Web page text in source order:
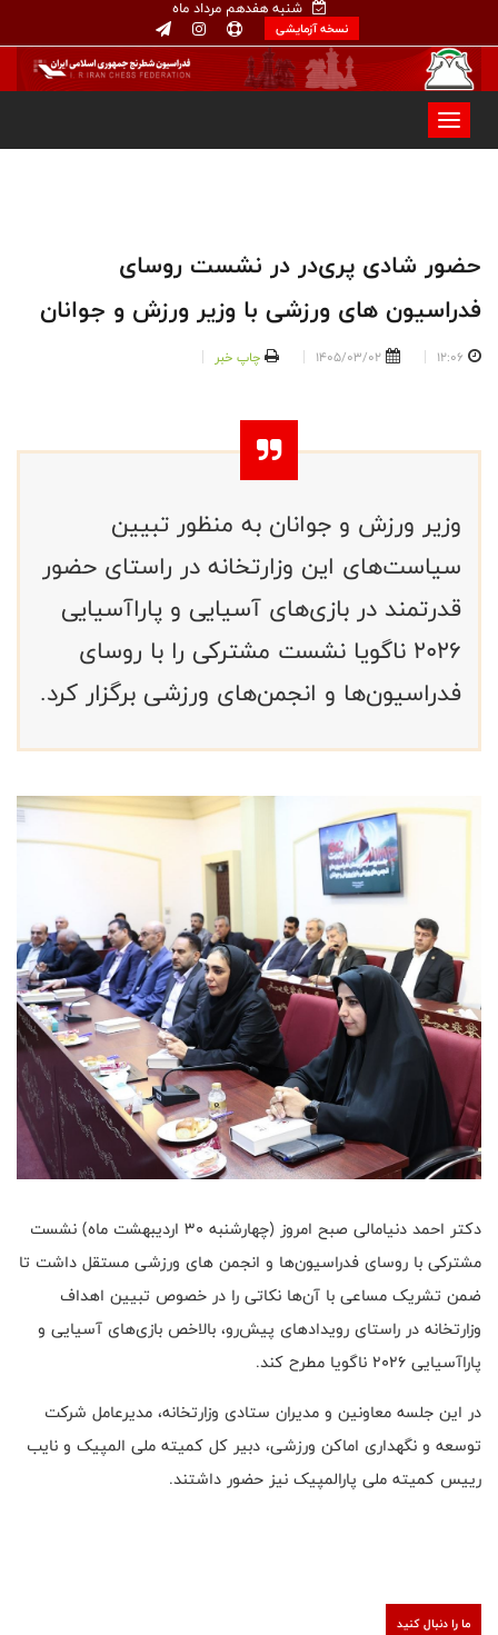
شنبه هفدهم مرداد ماه
نسخه آزمایشی
حضور شادی پری‌‌در در نشست روسای
فدراسیون های ورزشی با وزیر ورزش و جوانان
12:06
1405/03/02 چاپ خبر
وزیر ورزش و جوانان به منظور تبیین
سیاست‌های این وزارتخانه در راستای حضور
قدرتمند در بازی‌های آسیایی و پاراآسیایی
۲۰۲۶ ناگویا نشست مشترکی را با روسای
فدراسیون‌ها و انجمن‌های ورزشی برگزار کرد.
دکتر احمد دنیامالی صبح امروز (چهارشنبه ۳۰ اردیبهشت ماه) نشست
مشترکی با روسای فدراسیون‌ها و انجمن های ورزشی مستقل داشت تا
ضمن تشریک مساعی با آن‌ها نکاتی را در خصوص تبیین اهداف
وزارتخانه در راستای رویدادهای پیش‌رو، بالاخص بازی‌های آسیایی و
پاراآسیایی ۲۰۲۶ ناگویا مطرح کند.
در این جلسه معاونین و مدیران ستادی وزارتخانه، مدیرعامل شرکت
توسعه و نگهداری اماکن ورزشی، دبیر کل کمیته ملی المپیک و نایب
رییس کمیته ملی پارالمپیک نیز حضور داشتند.
ما را دنبال کنید